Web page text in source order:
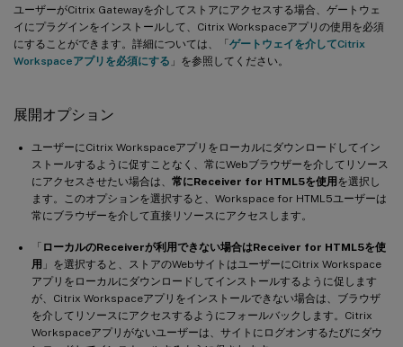
ユーザーがCitrix Gatewayを介してストアにアクセスする場合、ゲートウェ
イにプラグインをインストールして、Citrix Workspaceアプリの使用を必須
にすることができます。詳細については、「ゲートウェイを介してCitrix
Workspaceアプリを必須にする 」を参照してください。
展開オプション
ユーザーにCitrix Workspaceアプリをローカルにダウンロードしてイン
ストールするように促すことなく、常にWebブラウザーを介してリソース
にアクセスさせたい場合は、 常にReceiver for HTML5を使用を選択し
ます。このオプションを選択すると、Workspace for HTML5ユーザーは
常にブラウザーを介して直接リソースにアクセスします。
「 ローカルのReceiverが利用できない場合はReceiver for HTML5を使
用 」を選択すると、ストアのWebサイトはユーザーにCitrix Workspace
アプリをローカルにダウンロードしてインストールするように促します
が、Citrix Workspaceアプリをインストールできない場合は、ブラウザ
を介してリソースにアクセスするようにフォールバックします。Citrix
Workspaceアプリがないユーザーは、サイトにログオンするたびにダウ